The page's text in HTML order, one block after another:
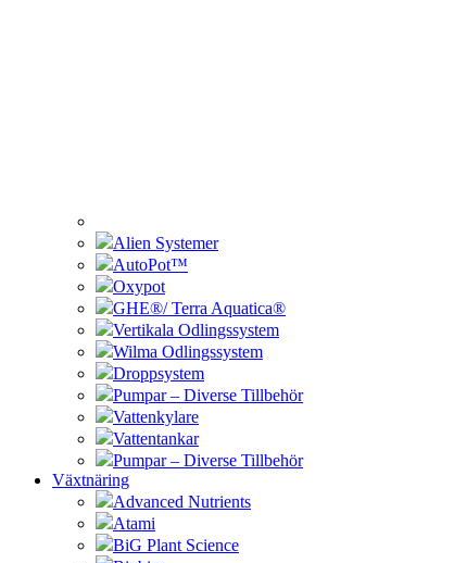
Alien Systemer
AutoPot™
Oxypot
GHE®/ Terra Aquatica®
Vertikala Odlingssystem
Wilma Odlingssystem
Droppsystem
Pumpar – Diverse Tillbehör
Vattenkylare
Vattentankar
Pumpar – Diverse Tillbehör
Växtnäring
Advanced Nutrients
Atami
BiG Plant Science